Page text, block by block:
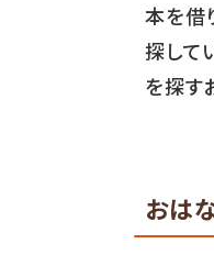
本を借
探して
を探す
おは